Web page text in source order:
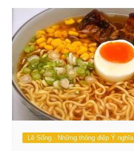
Lẽ Sống - Những thông điệp Ý nghĩa